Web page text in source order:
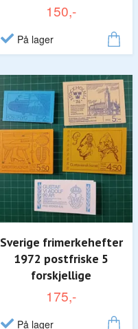
150,-
På lager
Sverige frimerkehefter
1972 postfriske 5
forskjellige
175,-
På lager